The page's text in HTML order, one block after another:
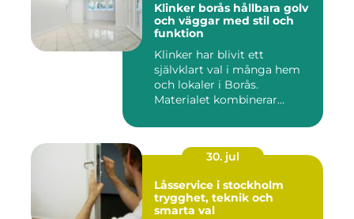
Klinker borås hållbara golv
och väggar med stil och
funktion
Klinker har blivit ett
självklart val i många hem
och lokaler i Borås.
Materialet kombinerar
30. jul
Låsservice i stockholm
trygghet, teknik och
smarta val